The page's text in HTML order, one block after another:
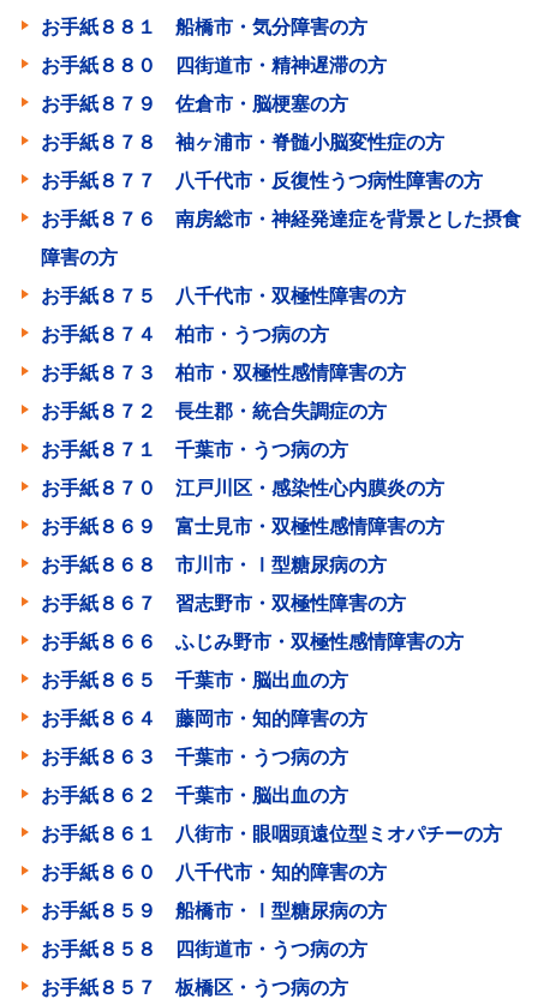
お手紙８８１ 船橋市・気分障害の方
お手紙８８０ 四街道市・精神遅滞の方
お手紙８７９ 佐倉市・脳梗塞の方
お手紙８７８ 袖ヶ浦市・脊髄小脳変性症の方
お手紙８７７ 八千代市・反復性うつ病性障害の方
お手紙８７６ 南房総市・神経発達症を背景とした摂食
障害の方
お手紙８７５ 八千代市・双極性障害の方
お手紙８７４ 柏市・うつ病の方
お手紙８７３ 柏市・双極性感情障害の方
お手紙８７２ 長生郡・統合失調症の方
お手紙８７１ 千葉市・うつ病の方
お手紙８７０ 江戸川区・感染性心内膜炎の方
お手紙８６９ 富士見市・双極性感情障害の方
お手紙８６８ 市川市・Ⅰ型糖尿病の方
お手紙８６７ 習志野市・双極性障害の方
お手紙８６６ ふじみ野市・双極性感情障害の方
お手紙８６５ 千葉市・脳出血の方
お手紙８６４ 藤岡市・知的障害の方
お手紙８６３ 千葉市・うつ病の方
お手紙８６２ 千葉市・脳出血の方
お手紙８６１ 八街市・眼咽頭遠位型ミオパチーの方
お手紙８６０ 八千代市・知的障害の方
お手紙８５９ 船橋市・Ⅰ型糖尿病の方
お手紙８５８ 四街道市・うつ病の方
お手紙８５７ 板橋区・うつ病の方